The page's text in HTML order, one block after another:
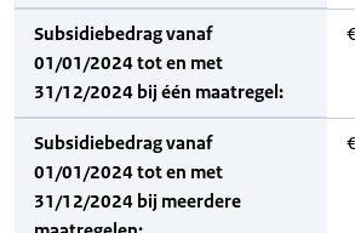
Subsidiebedrag vanaf
01/01/2024 tot en met
31/12/2024 bij één maatregel:
Subsidiebedrag vanaf
01/01/2024 tot en met
31/12/2024 bij meerdere